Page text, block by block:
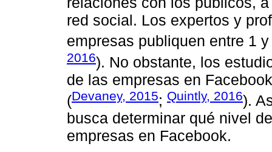
red social. Los expertos y
empresas publiquen entre 1
2016). No obstante, los
de las empresas en
(Devaney, 2015; Quintly, 2016).
busca determinar qué nivel
empresas en Facebook.